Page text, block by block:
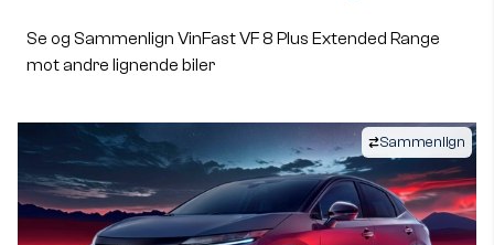
Se og Sammenlign VinFast VF 8 Plus Extended Range
mot andre lignende biler
Sammenlign